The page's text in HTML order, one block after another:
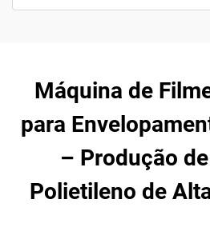
Máquina de
para
– Produção
Polietileno de